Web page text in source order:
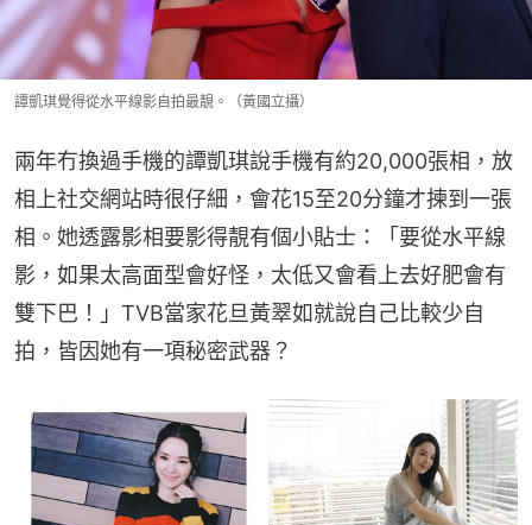
譚凱琪覺得從水平線影自拍最靚。（黃國立攝）
兩年冇換過手機的譚凱琪說手機有約20,000張相，放
相上社交網站時很仔細，會花15至20分鐘才揀到一張
相。她透露影相要影得靚有個小貼士：「要從水平線
影，如果太高面型會好怪，太低又會看上去好肥會有
雙下巴！」TVB當家花旦黃翠如就說自己比較少自
拍，皆因她有一項秘密武器？